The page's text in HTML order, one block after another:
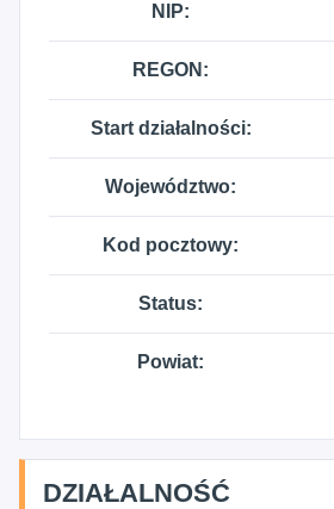
NIP:
REGON:
Start działalności:
Województwo:
Kod pocztowy:
Status:
Powiat:
DZIAŁALNOŚĆ